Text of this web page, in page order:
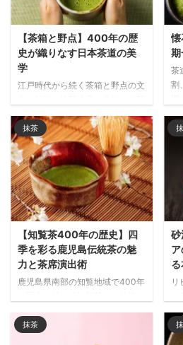
【茶箱と野点】400年の歴
史が織りなす日本茶道の美
学
江戸時代から続く茶箱と野点の文
箱の工夫と、自然の中で茶を楽し
む野点の歴史を通して、日本茶道
の美意識と「一期一会」の精神を
学べる内容です。
懐
期
茶
割
抹茶
【知覧茶400年の歴史】四
季を彩る鹿児島伝統茶の魅
力と茶席演出術
鹿児島県南部の知覧地域で400年
介。鮮やかな緑色、爽やかな香
砂
上
抹茶